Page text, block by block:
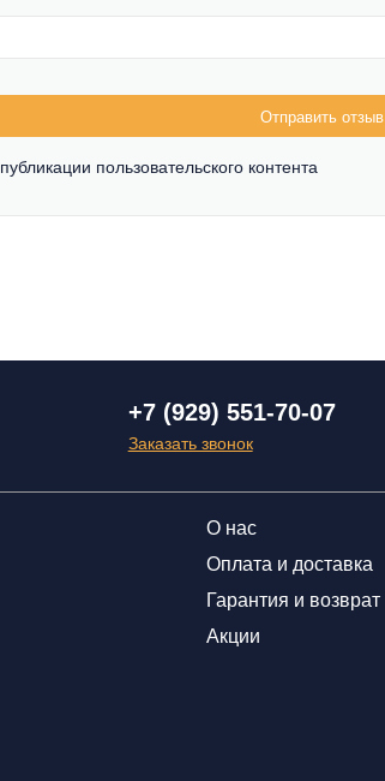
Отправить отзыв
публикации пользовательского контента
+7 (929) 551-70-07
Заказать звонок
О нас
Оплата и доставка
Гарантия и возврат
Акции